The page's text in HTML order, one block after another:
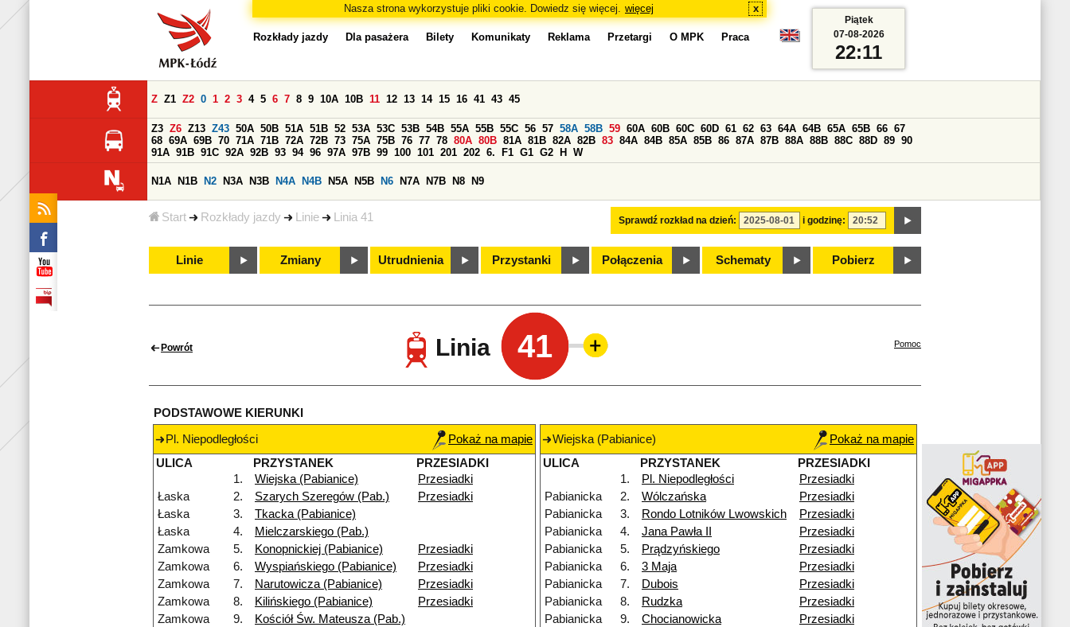
Nasza strona wykorzystuje pliki cookie. Dowiedz się więcej. więcej x
Start Rozkłady jazdy Linie Linia 41
Rozkłady jazdy Dla pasażera Bilety Komunikaty Reklama Przetargi O MPK Praca
Sprawdź rozkład na dzień: i godzinę:
Z Z1 Z2 0 1 2 3 4 5 6 7 8 9 10A 10B 11 12 13 14 15 16 41 43 45
Z3 Z6 Z13 Z43 50A 50B 51A 51B 52 53A 53C 53B 54B 55A 55B 55C 56 57 58A 58B 59 60A 60B 60C 60D 61 62 63 64A 64B 65A 65B 66 67
68 69A 69B 70 71A 71B 72A 72B 73 75A 75B 76 77 78 80A 80B 81A 81B 82A 82B 83 84A 84B 85A 85B 86 87A 87B 88A 88B 88C 88D 89 90
91A 91B 91C 92A 92B 93 94 96 97A 97B 99 100 101 201 202 6. F1 G1 G2 H W
N1A N1B N2 N3A N3B N4A N4B N5A N5B N6 N7A N7B N8 N9
Linie Zmiany Utrudnienia Przystanki Połączenia Schematy Pobierz
Piątek
07-08-2026
22:11
Powrót Linia 41 Pomoc
PODSTAWOWE KIERUNKI
Pl. Niepodległości
Pokaż na mapie
ULICA
PRZYSTANEK
PRZESIADKI
1.
Wiejska (Pabianice)
Przesiadki
Łaska
2. Szarych Szeregów (Pab.)
Przesiadki
Łaska
3.
Tkacka (Pabianice)
Łaska
4.
Mielczarskiego (Pab.)
Zamkowa
5. Konopnickiej (Pabianice)
Przesiadki
Zamkowa
6. Wyspiańskiego (Pabianice)
Przesiadki
Zamkowa
7. Narutowicza (Pabianice)
Przesiadki
Zamkowa
8. Kilińskiego (Pabianice)
Przesiadki
Zamkowa
9.
Kościół Św. Mateusza (Pab.)
Wiejska (Pabianice)
Pokaż na mapie
ULICA
PRZYSTANEK
PRZESIADKI
1.
Pl. Niepodległości
Przesiadki
Pabianicka
2. Wólczańska
Przesiadki
Pabianicka
3. Rondo Lotników Lwowskich
Przesiadki
Pabianicka
4. Jana Pawła II
Przesiadki
Pabianicka
5. Prądzyńskiego
Przesiadki
Pabianicka
6. 3 Maja
Przesiadki
Pabianicka
7. Dubois
Przesiadki
Pabianicka
8. Rudzka
Przesiadki
Pabianicka
9. Chocianowicka
Przesiadki